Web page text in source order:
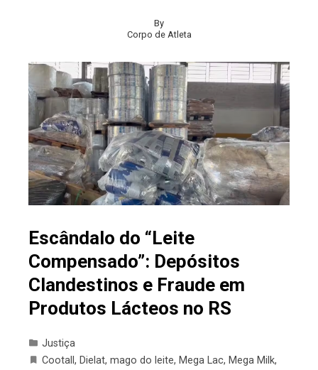
By
Corpo de Atleta
Escândalo do “Leite
Compensado”: Depósitos
Clandestinos e Fraude em
Produtos Lácteos no RS
Justiça
Cootall , Dielat, mago do leite, Mega Lac, Mega Milk,